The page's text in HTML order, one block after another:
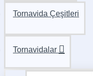
Tornavida Çeşitleri
Tornavidalar